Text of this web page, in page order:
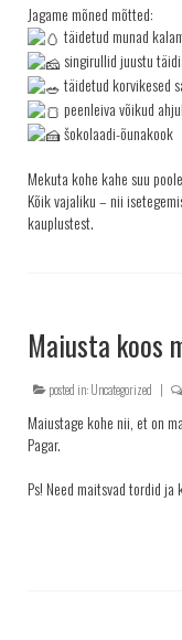
Jagame mõned mõtted:
täidetud munad
singirullid juustu
täidetud korvikesed
peenleiva võikud
šokolaadi-õunakook
Mekuta kohe kahe suu
Kõik vajaliku – nii
kauplustest.
Maiusta koos
posted in:Uncategorized |
Maiustage kohe nii, et on
Pagar.
Ps! Need maitsvad tordid